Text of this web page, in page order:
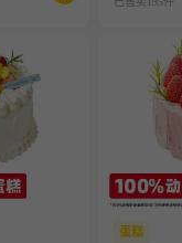
蛋糕